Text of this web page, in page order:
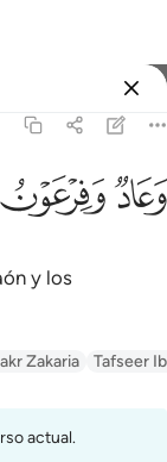
ﲳﲴ
y los
Zakaria Tafseer
actual.